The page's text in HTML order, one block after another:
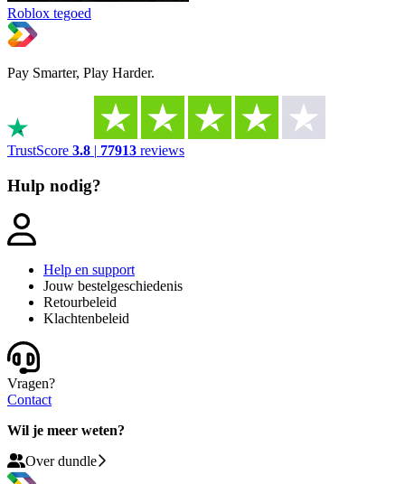
Roblox tegoed
Pay Smarter, Play Harder.
TrustScore 3.8 77913 reviews
Hulp nodig?
Help en support
Jouw bestelgeschiedenis
Retourbeleid
Klachtenbeleid
Vragen?
Contact
Wil je meer weten?
Over dundle